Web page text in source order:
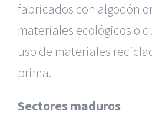
fabricados con algodón
materiales ecológicos o
uso de materiales
prima.
Sectores maduros